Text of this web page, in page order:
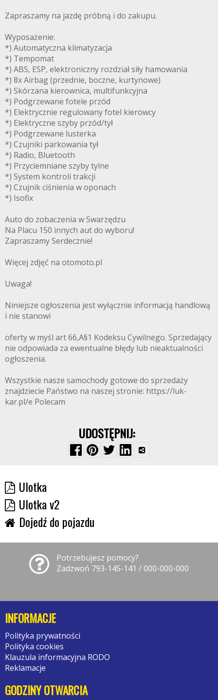
Zapraszamy na jazdę próbną i do zakupu.
Wyposażenie:
*) Automatyczna klimatyzacja
*) Tempomat
*) ABS, ESP, elektroniczny rozdział siły hamowania
*) 8x Airbag (przednie, boczne, kurtynowe)
*) Skórzana kierownica, multifunkcyjna
*) Podgrzewane fotele przód
*) Elektrycznie regulowany fotel kierowcy
*) Elektryczne szyby przód/tył
*) Podgrzewane lusterka
*) Czujniki parkowania tył
*) Radio, Bluetooth
*) Przyciemniane szyby tylne
*) System kontroli trakcji
*) Czujnik ciśnienia w oponach
*) Isofix
Auto do zobaczenia w Swarzędzu
Na Placu 150 innych aut do wyboru!
Zapraszamy Serdecznie!
Więcej zdjęć na otomoto.pl
Uwaga!
Niniejsze ogłoszenia jest wyłącznie informacją handlową
i nie stanowi
oferty w myśl art 66,A§1 Kodeksu Cywilnego. Sprzedający
nie odpowiada za ewentualne błędy lub nieaktualności
ogłoszenia.
Wszystkie nasze samochody gotowe do sprzedaży
znajdziecie Państwo na naszej stronie: https://luk-
kar.pl/e Polecam
UDOSTĘPNIJ:
Ulotka
Ulotka v2
Dojedź do pojazdu
Potrzebujesz pomocy?
Zadzwoń 793-145-141 / 000-000-000
INFORMACJE
Polityka prywatności
Polityka cookies
Klauzula informacyjna RODO
Reklamacje
GODZINY OTWARCIA